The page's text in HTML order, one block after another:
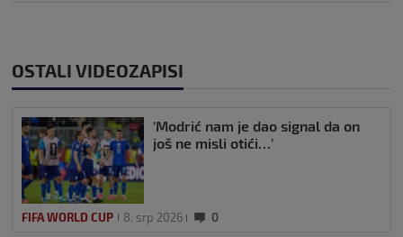
OSTALI VIDEOZAPISI
‘Modrić nam je dao signal da on
još ne misli otići…’
FIFA WORLD CUP 8. srp 2026 0